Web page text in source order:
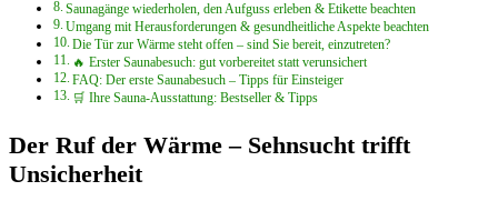
Saunagänge wiederholen, den Aufguss erleben & Etikette beachten
Umgang mit Herausforderungen & gesundheitliche Aspekte beachten
Die Tür zur Wärme steht offen – sind Sie bereit, einzutreten?
🔥 Erster Saunabesuch: gut vorbereitet statt verunsichert
FAQ: Der erste Saunabesuch – Tipps für Einsteiger
🛒 Ihre Sauna-Ausstattung: Bestseller & Tipps
Der Ruf der Wärme – Sehnsucht trifft
Unsicherheit